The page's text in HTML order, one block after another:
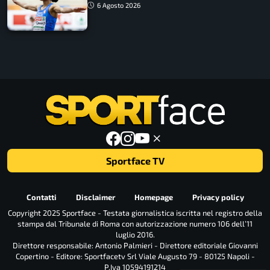
6 Agosto 2026
Sportface TV
Contatti Disclaimer Homepage
Privacy policy
Copyright 2025 Sportface - Testata giornalistica iscritta nel registro della
stampa dal Tribunale di Roma con autorizzazione numero 106 dell’11
luglio 2016.
Direttore responsabile: Antonio Palmieri - Direttore editoriale Giovanni
Copertino - Editore: Sportfacetv Srl Viale Augusto 79 - 80125 Napoli -
P.Iva 10594191214